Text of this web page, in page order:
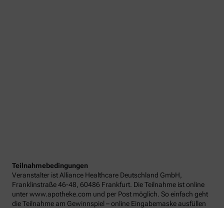
Teilnahmebedingungen
Veranstalter ist Alliance Healthcare Deutschland GmbH,
Franklinstraße 46-48, 60486 Frankfurt. Die Teilnahme ist online
unter www.apotheke.com und per Post möglich. So einfach geht
die Teilnahme am Gewinnspiel – online Eingabemaske ausfüllen